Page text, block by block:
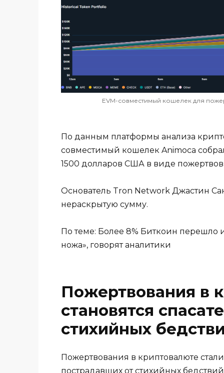
EVM-совместимый кошелек для
По данным платформы анализа
совместимый кошелек Animoca
1500 долларов США в виде
Основатель Tron Network Джастин
нераскрытую сумму.
По теме: Более 8% Биткоин перешло
ножа», говорят аналитики
Пожертвования в
становятся
стихийных
Пожертвования в криптовалюте
пострадавших от стихийных